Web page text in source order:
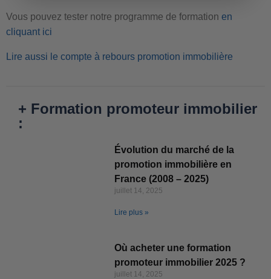
Vous pouvez tester notre programme de formation en
cliquant ici
Lire aussi le compte à rebours promotion immobilière
+ Formation promoteur immobilier
:
Évolution du marché de la
promotion immobilière en
France (2008 – 2025)
juillet 14, 2025
Lire plus »
Où acheter une formation
promoteur immobilier 2025 ?
juillet 14, 2025